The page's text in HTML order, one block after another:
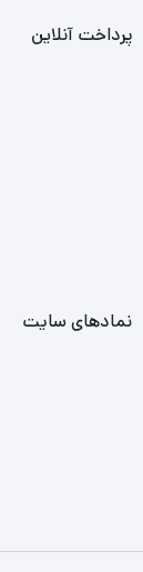
پرداخت آنلاین
نمادهای سایت